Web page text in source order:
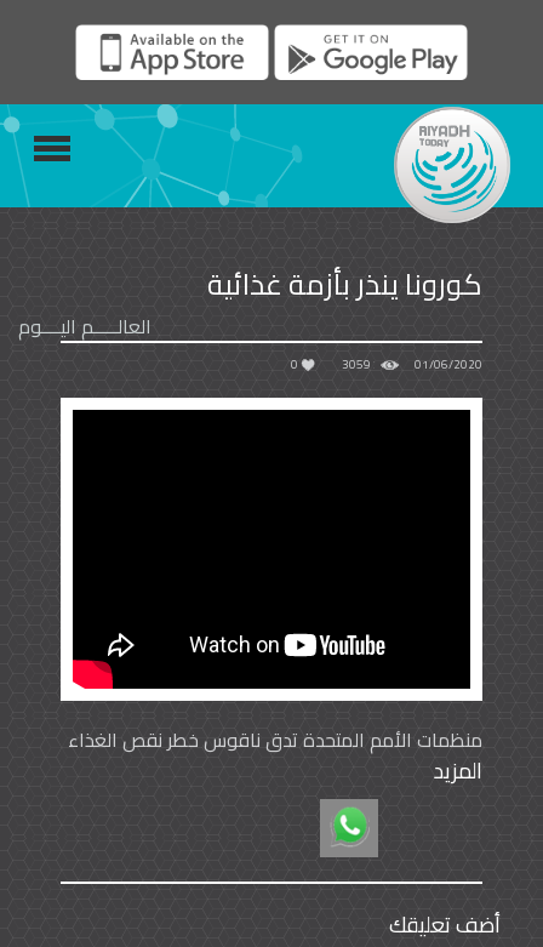
كورونا ينذر بأزمة غذائية
العالـــــم اليــــوم
01/06/2020
3059
0
منظمات الأمم المتحدة تدق ناقوس خطر نقص الغذاء
في العالم
المزيد
أضف تعليقك